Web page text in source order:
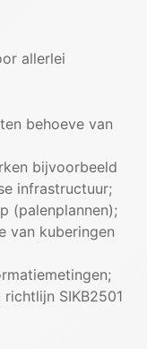
allerlei
behoeve van
bijvoorbeeld
infrastructuur;
(palenplannen);
van kuberingen
SIKB2501